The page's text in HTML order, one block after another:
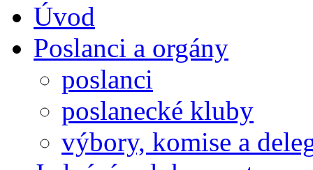
Úvod
Poslanci a orgány
poslanci
poslanecké kluby
výbory, komise a